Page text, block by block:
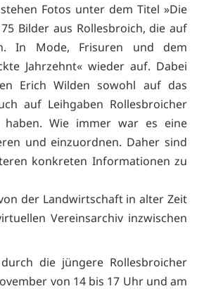
Fotos unter dem Titel »Die
Bilder aus Rollesbroich, die auf
In Mode, Frisuren und dem
Jahrzehnt« wieder auf. Dabei
Erich Wilden sowohl auf das
auf Leihgaben Rollesbroicher
haben. Wie immer war es eine
und einzuordnen. Daher sind
konkreten Informationen zu
der Landwirtschaft in alter Zeit
Vereinsarchiv inzwischen
die jüngere Rollesbroicher
von 14 bis 17 Uhr und am